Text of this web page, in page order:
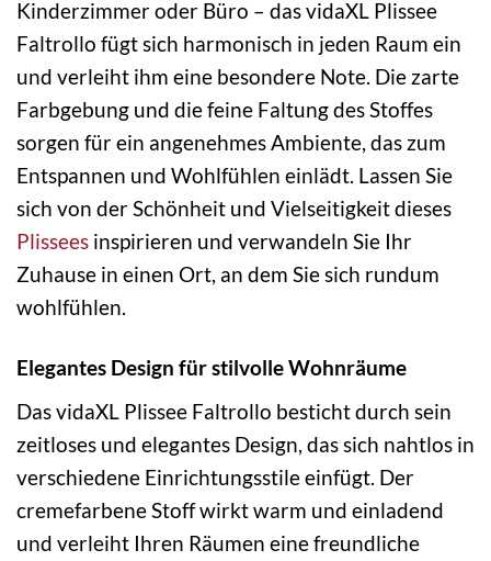
Kinderzimmer oder Büro – das vidaXL Plissee
Faltrollo fügt sich harmonisch in jeden Raum ein
und verleiht ihm eine besondere Note. Die zarte
Farbgebung und die feine Faltung des Stoffes
sorgen für ein angenehmes Ambiente, das zum
Entspannen und Wohlfühlen einlädt. Lassen Sie
sich von der Schönheit und Vielseitigkeit dieses
Plissees inspirieren und verwandeln Sie Ihr
Zuhause in einen Ort, an dem Sie sich rundum
wohlfühlen.
Elegantes Design für stilvolle Wohnräume
Das vidaXL Plissee Faltrollo besticht durch sein
zeitloses und elegantes Design, das sich nahtlos in
verschiedene Einrichtungsstile einfügt. Der
cremefarbene Stoff wirkt warm und einladend
und verleiht Ihren Räumen eine freundliche